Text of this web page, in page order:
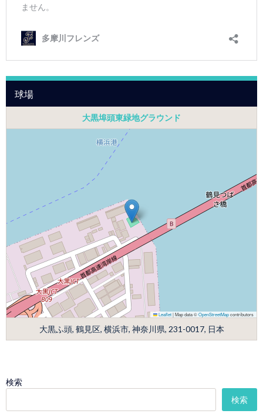
球場
大黒埠頭東緑地グラウンド
Leaflet|Map data ©OpenStreetMapcontributors
大黒ふ頭, 鶴見区, 横浜市, 神奈川県, 231-0017, 日本
検索
検索